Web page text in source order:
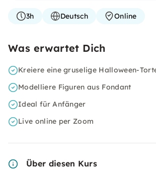
3h Deutsch Online
Was erwartet Dich
Kreiere eine gruselige Halloween-
Modelliere Figuren aus Fondant
Ideal für Anfänger
Live online per Zoom
Über diesen Kurs